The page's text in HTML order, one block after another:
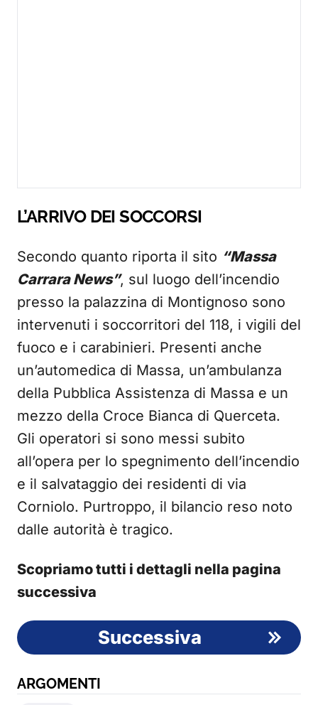
L’ARRIVO DEI SOCCORSI
Secondo quanto riporta il sito “Massa
Carrara News”, sul luogo dell’incendio
presso la palazzina di Montignoso sono
intervenuti i soccorritori del 118, i vigili del
fuoco e i carabinieri. Presenti anche
un’automedica di Massa, un’ambulanza
della Pubblica Assistenza di Massa e un
mezzo della Croce Bianca di Querceta.
Gli operatori si sono messi subito
all’opera per lo spegnimento dell’incendio
e il salvataggio dei residenti di via
Corniolo. Purtroppo, il bilancio reso noto
dalle autorità è tragico.
Scopriamo tutti i dettagli nella pagina
successiva
Successiva
ARGOMENTI